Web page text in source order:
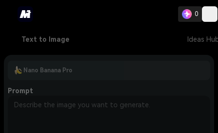
0
Text to Image Ideas
Nano Banana Pro
Prompt